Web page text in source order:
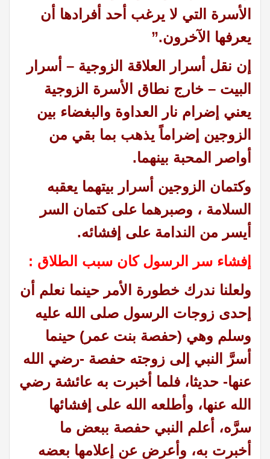
الأسرة التي لا يرغب أحد أفرادها أن
يعرفها الآخرون.”
إن نقل أسرار العلاقة الزوجية – أسرار
البيت – خارج نطاق الأسرة الزوجية
يعني إضرام نار العداوة والبغضاء بين
الزوجين إضراماً يذهب بما بقي من
أواصر المحبة بينهما.
وكتمان الزوجين أسرار بيتهما يعقبه
السلامة ، وصبرهما على كتمان السر
أيسر من الندامة على إفشائه.
إفشاء سر الرسول كان سبب الطلاق :
ولعلنا ندرك خطورة الأمر حينما نعلم أن
إحدى زوجات الرسول صلى الله عليه
وسلم وهي (حفصة بنت عمر) حينما
أسرَّ النبي إلى زوجته حفصة -رضي الله
عنها- حديثا، فلما أخبرت به عائشة رضي
الله عنها، وأطلعه الله على إفشائها
سرَّه، أعلم النبي حفصة ببعض ما
أخبرت به، وأعرض عن إعلامها بعضه